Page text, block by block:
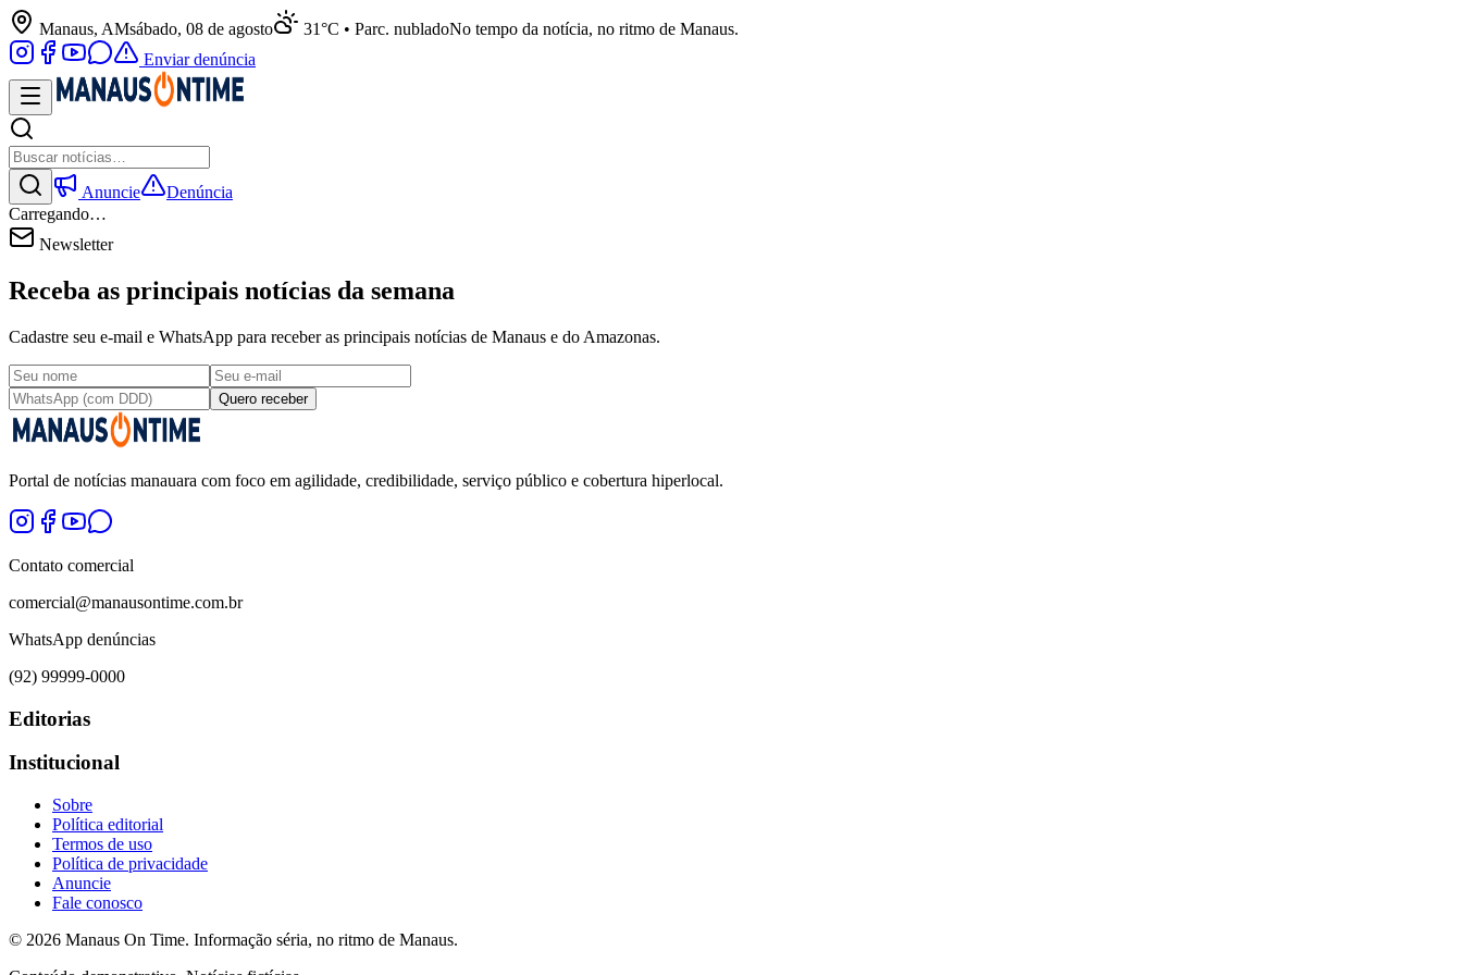
Manaus, AMsábado, 08 de agosto 31°C • Parc. nubladoNo tempo da notícia, no ritmo de Manaus.
Enviar denúncia
Anuncie
Denúncia
Carregando…
Newsletter
Receba as principais notícias da semana
Cadastre seu e-mail e WhatsApp para receber as principais notícias de Manaus e do Amazonas.
Quero receber
Portal de notícias manauara com foco em agilidade, credibilidade, serviço público e cobertura hiperlocal.
Contato comercial
comercial@manausontime.com.br
WhatsApp denúncias
(92) 99999-0000
Editorias
Institucional
Sobre
Política editorial
Termos de uso
Política de privacidade
Anuncie
Fale conosco
© 2026 Manaus On Time. Informação séria, no ritmo de Manaus.